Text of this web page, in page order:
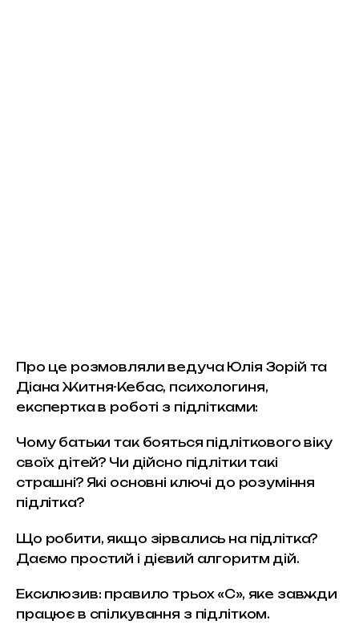
Про це розмовляли ведуча Юлія Зорій та
Діана Житня-Кебас, психологиня,
експертка в роботі з підлітками:
Чому батьки так бояться підліткового віку
своїх дітей? Чи дійсно підлітки такі
страшні? Які основні ключі до розуміння
підлітка?
Що робити, якщо зірвались на підлітка?
Даємо простий і дієвий алгоритм дій.
Ексклюзив: правило трьох «С», яке завжди
працює в спілкування з підлітком.